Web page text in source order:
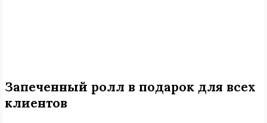
Запеченный ролл в подарок для всех
клиентов